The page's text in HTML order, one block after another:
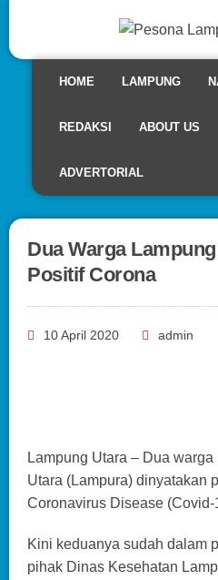
HOME LAMPUNG
REDAKSI ABOUT US
ADVERTORIAL
Dua Warga
Positif Corona
10 April 2020 admin
Lampung Utara – Dua
Utara (Lampura) dinyatakan
Coronavirus Disease (Covid-
Kini keduanya sudah dalam
pihak Dinas Kesehatan